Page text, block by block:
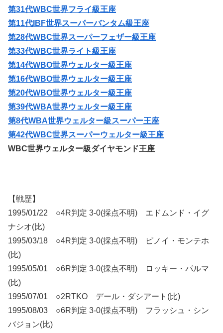
第31代WBC世界フライ級王座
第11代IBF世界スーパーバンタム級王座
第28代WBC世界スーパーフェザー級王座
第33代WBC世界ライト級王座
第14代WBO世界ウェルター級王座
第16代WBO世界ウェルター級王座
第20代WBO世界ウェルター級王座
第39代WBA世界ウェルター級王座
第8代WBA世界ウェルター級スーパー王座
第42代WBC世界スーパーウェルター級王座
WBC世界ウェルター級ダイヤモンド王座
【戦歴】
1995/01/22 ○4R判定 3-0(採点不明) エドムンド・イグ
ナシオ(比)
1995/03/18 ○4R判定 3-0(採点不明) ピノイ・モンテホ
(比)
1995/05/01 ○6R判定 3-0(採点不明) ロッキー・パルマ
(比)
1995/07/01 ○2RTKO デール・ダシアート(比)
1995/08/03 ○6R判定 3-0(採点不明) フラッシュ・シン
バジョン(比)